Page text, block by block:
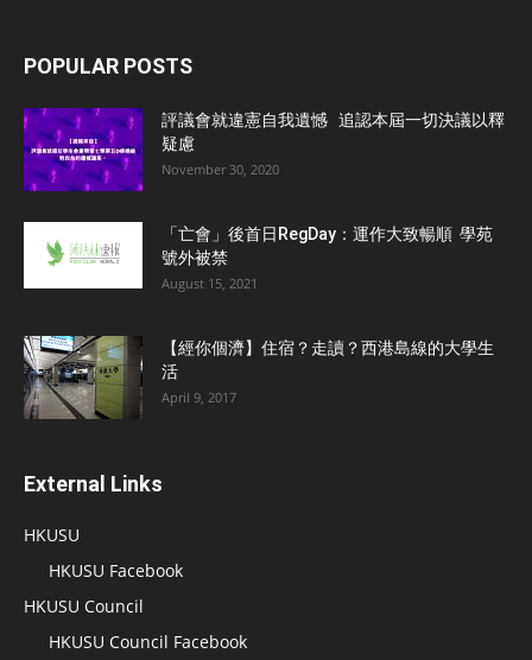
POPULAR POSTS
評議會就違憲自我遺憾 追認本屆一切決議以釋
疑慮
November 30, 2020
「亡會」後首日RegDay：運作大致暢順 學苑
號外被禁
August 15, 2021
【經你個濟】住宿？走讀？西港島線的大學生
活
April 9, 2017
External Links
HKUSU
HKUSU Facebook
HKUSU Council
HKUSU Council Facebook